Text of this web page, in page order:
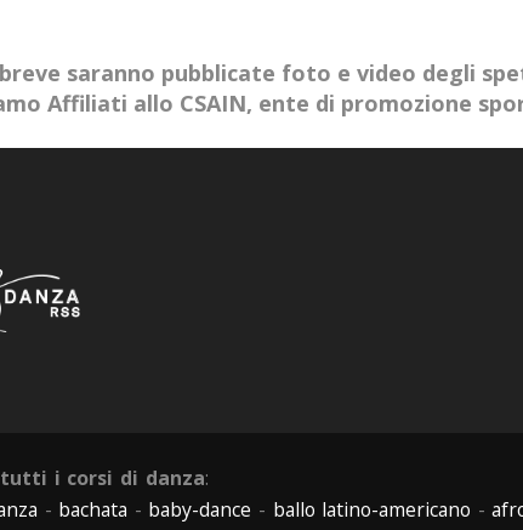
saranno pubblicate foto e video degli
Affiliati allo CSAIN, ente di promozione
tutti i corsi di danza:
- bachata - baby-dance - ballo latino-americano -